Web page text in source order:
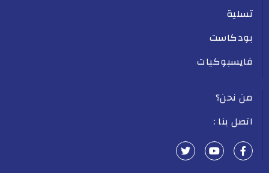
تسلية
بودكاست
فايسبوكيات
من نحن؟
اتصل بنا :